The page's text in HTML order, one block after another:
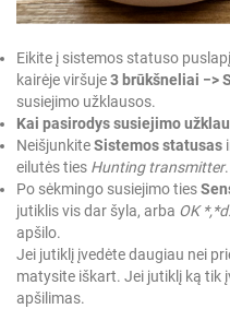
Eikite į sistemos statuso
kairėje viršuje3 brūkšneliai −>
susiejimo užklausos.
Kai pasirodys susiejimo
NeišjunkiteSistemos statusas
eilutės ties Hunting transmitter
Po sėkmingo susiejimo ties
jutiklis vis dar šyla, arba OK *,*d.
apšilo.
Jei jutiklį įvedėte daugiau nei
matysite iškart. Jei jutiklį ką tik
apšilimas.